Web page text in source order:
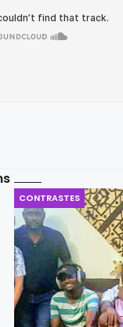
CONTRASTES